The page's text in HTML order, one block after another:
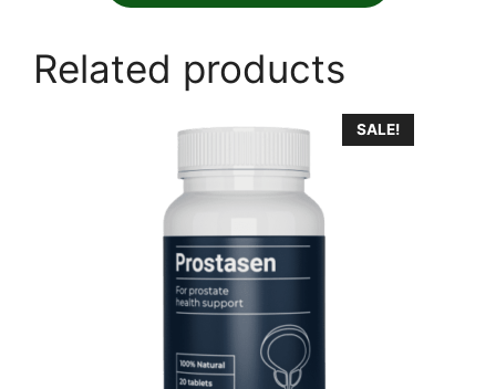
Related products
SALE!